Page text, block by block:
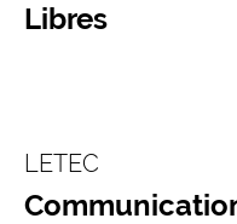
Libres
LETEC